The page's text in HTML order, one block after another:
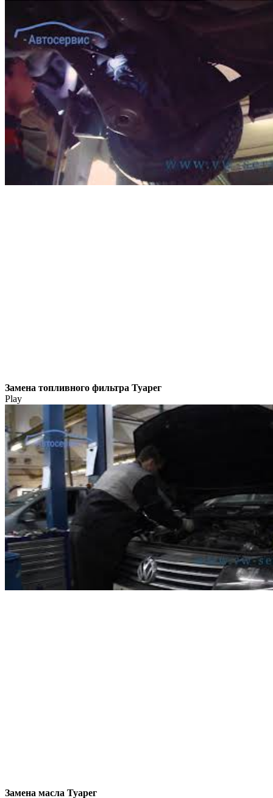
Замена топливного фильтра Туарег
Play
Замена масла Туарег